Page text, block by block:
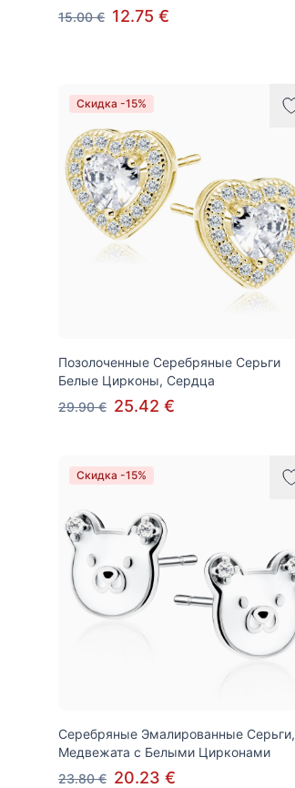
15.00 € 12.75 €
Скидка -15%
Позолоченные Серебряные Серьги
Белые Цирконы, Сердца
29.90 € 25.42 €
Скидка -15%
Серебряные Эмалированные Серьги,
Медвежата с Белыми Цирконами
23.80 € 20.23 €